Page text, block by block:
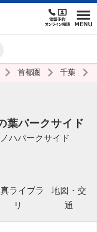
首都圏 千葉
葉パークサイド
ハパークサイド
ライブラ
リ
地図・交
通